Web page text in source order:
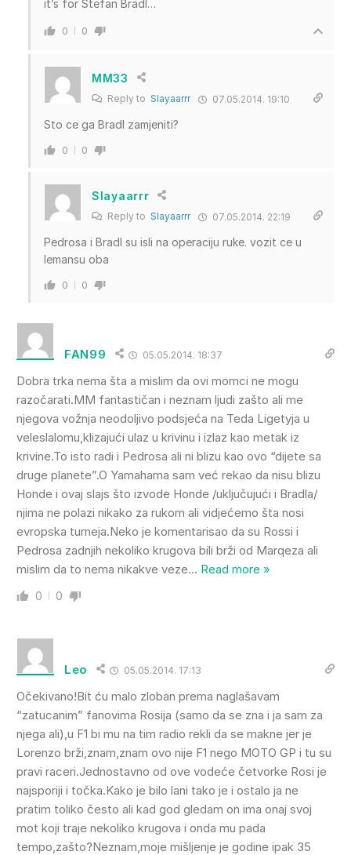
it’s for Stefan Bradl…
0 0
MM33
Reply to Slayaarrr 07.05.2014. 19:10
Sto ce ga Bradl zamjeniti?
0 0
Slayaarrr
Reply to Slayaarrr 07.05.2014. 22:19
Pedrosa i Bradl su isli na operaciju ruke. vozit ce u
lemansu oba
0 0
FAN99 05.05.2014. 18:37
Dobra trka nema šta a mislim da ovi momci ne mogu
razočarati.MM fantastičan i neznam ljudi zašto ali me
njegova vožnja neodoljivo podsjeća na Teda Ligetyja u
veleslalomu,klizajući ulaz u krivinu i izlaz kao metak iz
krivine.To isto radi i Pedrosa ali ni blizu kao ovo “dijete sa
druge planete”.O Yamahama sam već rekao da nisu blizu
Honde i ovaj slajs što izvode Honde /uključujući i Bradla/
njima ne polazi nikako za rukom ali vidjećemo šta nosi
evropska turneja.Neko je komentarisao da su Rossi i
Pedrosa zadnjih nekoliko krugova bili brži od Marqeza ali
mislim da to nema nikakve veze… Read more »
0 0
Leo 05.05.2014. 17:13
Očekivano!Bit ću malo zloban prema naglašavam
“zatucanim” fanovima Rosija (samo da se zna i ja sam za
njega ali),u F1 bi mu na tim radio rekli da se makne jer je
Lorenzo brži,znam,znam ovo nije F1 nego MOTO GP i tu su
pravi raceri.Jednostavno od ove vodeće četvorke Rosi je
najsporiji i točka.Kako je bilo lani tako je i ostalo ja ne
pratim toliko često ali kad god gledam on ima onaj svoj
mot koji traje nekoliko krugova i onda mu pada
tempo,zašto?Neznam,moje mišljenje je godine ipak 35